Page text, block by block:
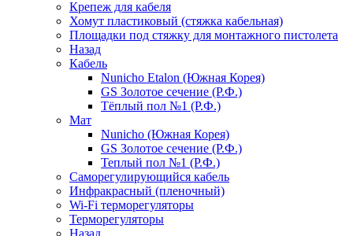
Крепеж для кабеля
Хомут пластиковый (стяжка кабельная)
Площадки под стяжку для монтажного пистолета
Назад
Кабель
Nunicho Etalon (Южная Корея)
GS Золотое сечение (Р.Ф.)
Тёплый пол №1 (Р.Ф.)
Мат
Nunicho (Южная Корея)
GS Золотое сечение (Р.Ф.)
Теплый пол №1 (Р.Ф.)
Саморегулирующийся кабель
Инфракрасный (пленочный)
Wi-Fi терморегуляторы
Терморегуляторы
Назад